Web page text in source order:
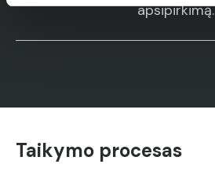
apsipirkimą.
Taikymo procesas